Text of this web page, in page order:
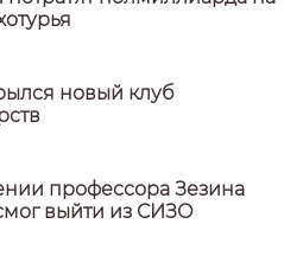
новый клуб
профессора Зезина
выйти из СИЗО